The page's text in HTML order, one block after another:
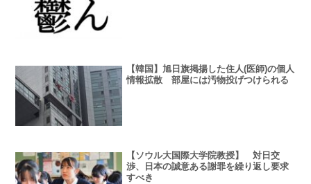
【韓国】旭日旗掲揚した住人(医師)の個人
情報拡散 部屋には汚物投げつけられる
【ソウル大国際大学院教授】 対日交
渉、日本の誠意ある謝罪を繰り返し要求
すべき